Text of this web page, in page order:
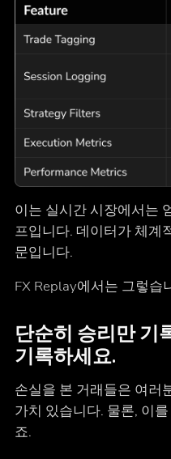
이는 실시간 시장에서는
프입니다. 데이터가 체계
문입니다.
FX Replay에서는 그렇습
단순히 승리만 기
기록하세요.
손실을 본 거래들은 여러
가치 있습니다. 물론, 이
죠.